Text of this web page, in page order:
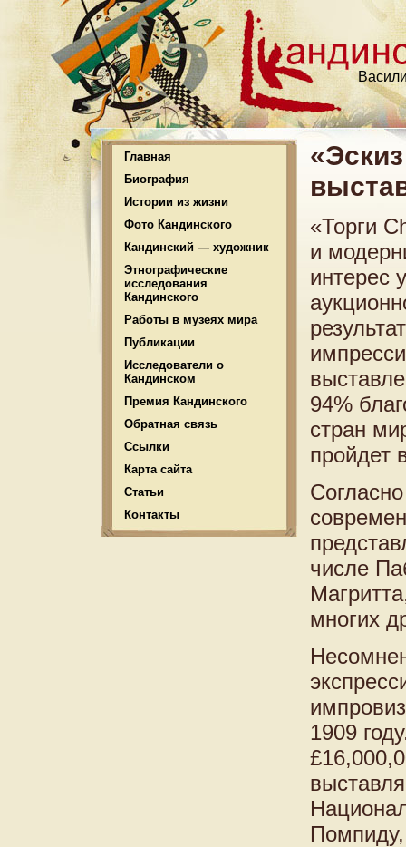
Главная
Биография
Истории из жизни
Фото Кандинского
Кандинский — художник
Этнографические
исследования
Кандинского
Работы в музеях мира
Публикации
Исследователи о
Кандинском
Премия Кандинского
Обратная связь
Ссылки
Карта сайта
Статьи
Контакты
«Торги
и
интерес
94%
стран
пройдет
числе
многих
1909